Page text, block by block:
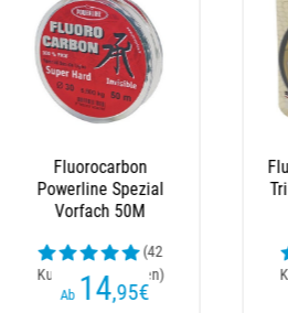
Knotenschutzhülse
Sunset
Kundenrezensionen)
Ab 2,90